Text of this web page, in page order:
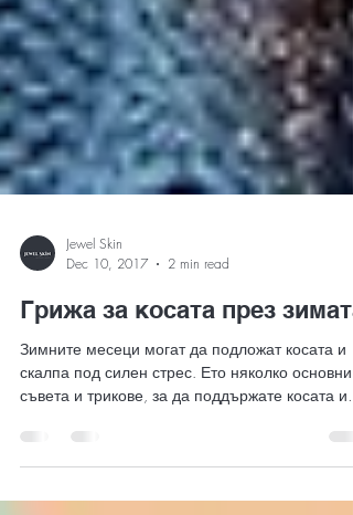
Jewel Skin
Dec 10, 2017
2 min read
Грижа за косата през зимата
Зимните месеци могат да подложат косата и
скалпа под силен стрес. Ето няколко основни